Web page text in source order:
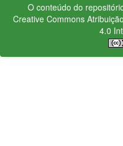
O conteúdo do
Creative Commons
4.0